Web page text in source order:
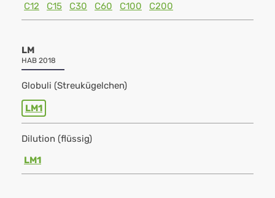
C12
C15 C30 C60 C100 C200
LM
HAB 2018
Globuli (Streukügelchen)
LM1
Dilution (flüssig)
LM1